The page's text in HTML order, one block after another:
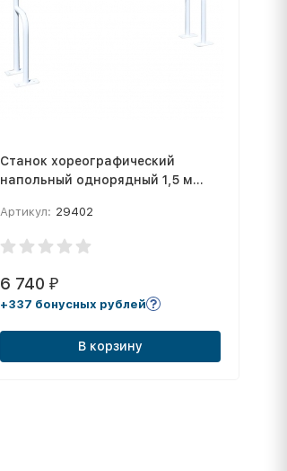
Станок хореографический
напольный однорядный 1,5 м
Артикул: 29402
6 740 ₽
+337 бонусных рублей
В корзину